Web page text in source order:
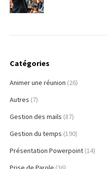
Catégories
Animer une réunion (26)
Autres (7)
Gestion des mails (87)
Gestion du temps (190)
Présentation Powerpoint (14)